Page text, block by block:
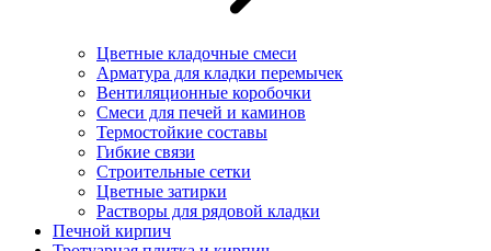
Цветные кладочные смеси
Арматура для кладки перемычек
Вентиляционные коробочки
Смеси для печей и каминов
Термостойкие составы
Гибкие связи
Строительные сетки
Цветные затирки
Растворы для рядовой кладки
Печной кирпич